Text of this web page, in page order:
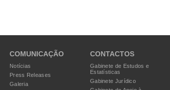
COMUNICAÇÃO
Notícias
Press Releases
Galeria
CONTACTOS
Gabinete de Estudos e
Estatísticas
Gabinete Jurídico